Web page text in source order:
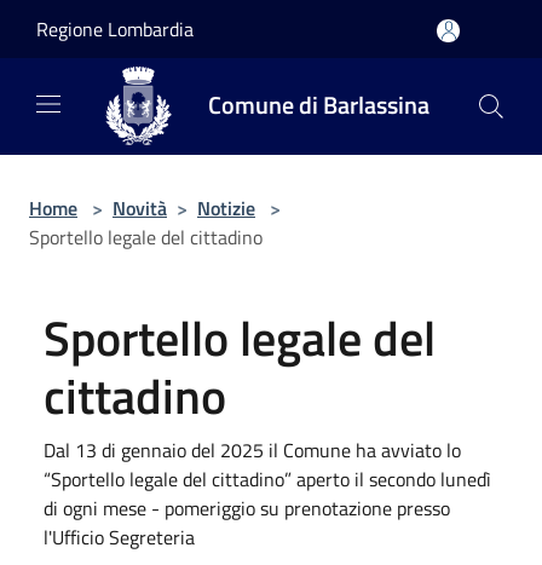
Regione Lombardia
Comune di Barlassina
Home > Novità > Notizie >
Sportello legale del cittadino
Sportello legale del
cittadino
Dal 13 di gennaio del 2025 il Comune ha avviato lo
“Sportello legale del cittadino” aperto il secondo lunedì
di ogni mese - pomeriggio su prenotazione presso
l'Ufficio Segreteria